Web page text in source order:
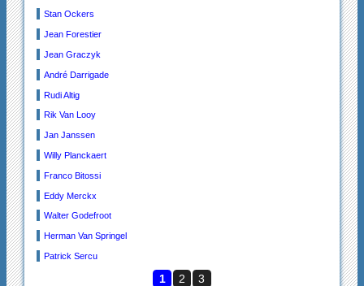
Stan Ockers
Jean Forestier
Jean Graczyk
André Darrigade
Rudi Altig
Rik Van Looy
Jan Janssen
Willy Planckaert
Franco Bitossi
Eddy Merckx
Walter Godefroot
Herman Van Springel
Patrick Sercu
1 2 3